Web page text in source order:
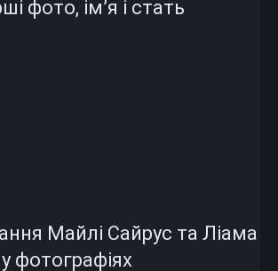
фото, ім’я і стать
Майлі Сайрус та Ліама
фотографіях